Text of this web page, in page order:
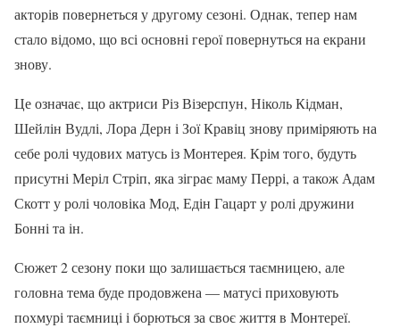
акторів повернеться у другому сезоні. Однак, тепер нам
стало відомо, що всі основні герої повернуться на екрани
знову.
Це означає, що актриси Різ Візерспун, Ніколь Кідман,
Шейлін Вудлі, Лора Дерн і Зої Кравіц знову приміряють на
себе ролі чудових матусь із Монтерея. Крім того, будуть
присутні Меріл Стріп, яка зіграє маму Перрі, а також Адам
Скотт у ролі чоловіка Мод, Едін Гацарт у ролі дружини
Бонні та ін.
Сюжет 2 сезону поки що залишається таємницею, але
головна тема буде продовжена — матусі приховують
похмурі таємниці і борються за своє життя в Монтереї.